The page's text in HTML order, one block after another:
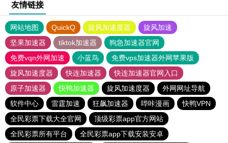
友情链接
网站地图 QuickQ 旋风加速度器
旋风加速
坚果加速器
tiktok加速器
狗急加速器官网
免费vqn外网加速
小蓝鸟
免费vps加速器外网苹果版
旋风加速度器
快连加速器
快连加速器官网入口
原子加速器
快鸭加速器 旋风加速度器
外网网址导航
软件中心
雷霆加速 狂飙加速器 哔咔漫画
快鸭VPN
全民彩票下载大全官网
顶级彩票app官方网站
全民彩票所有平台
全民彩票app下载安装安卓